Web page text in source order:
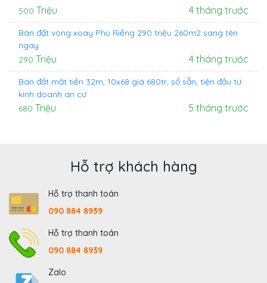
500 Triệu 4 tháng trước
Bán đất vòng xoay Phú Riềng 290 triệu 260m2 sang tên
ngay
290 Triệu 4 tháng trước
Bán đất mặt tiền 32m, 10x68 giá 680tr, sổ sẵn, tiện đầu tư
kinh doanh an cư
680 Triệu 5 tháng trước
Hỗ trợ khách hàng
Hỗ trợ thanh toán
090 884 8939
Hỗ trợ thanh toán
090 884 8939
Zalo